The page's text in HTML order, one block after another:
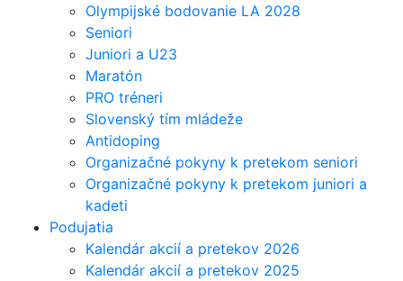
Olympijské bodovanie LA 2028
Seniori
Juniori a U23
Maratón
PRO tréneri
Slovenský tím mládeže
Antidoping
Organizačné pokyny k pretekom seniori
Organizačné pokyny k pretekom juniori a
kadeti
Podujatia
Kalendár akcií a pretekov 2026
Kalendár akcií a pretekov 2025